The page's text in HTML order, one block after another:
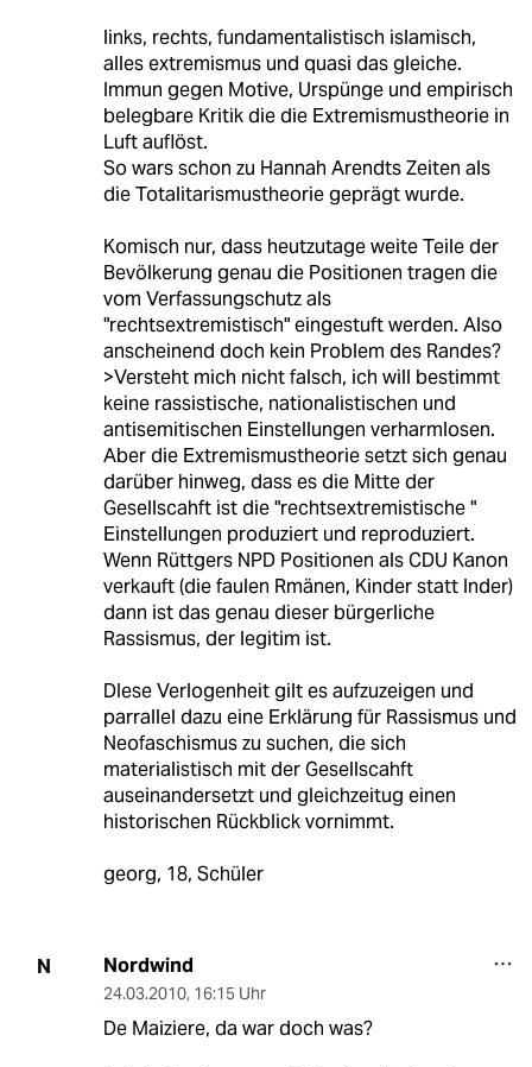
links, rechts, fundamentalistisch islamisch,
alles extremismus und quasi das gleiche.
Immun gegen Motive, Urspünge und empirisch
belegbare Kritik die die Extremismustheorie in
Luft auflöst.
So wars schon zu Hannah Arendts Zeiten als
die Totalitarismustheorie geprägt wurde.
Komisch nur, dass heutzutage weite Teile der
Bevölkerung genau die Positionen tragen die
vom Verfassungschutz als
"rechtsextremistisch" eingestuft werden. Also
anscheinend doch kein Problem des Randes?
>Versteht mich nicht falsch, ich will bestimmt
keine rassistische, nationalistischen und
antisemitischen Einstellungen verharmlosen.
Aber die Extremismustheorie setzt sich genau
darüber hinweg, dass es die Mitte der
Gesellscahft ist die "rechtsextremistische "
Einstellungen produziert und reproduziert.
Wenn Rüttgers NPD Positionen als CDU Kanon
verkauft (die faulen Rmänen, Kinder statt Inder)
dann ist das genau dieser bürgerliche
Rassismus, der legitim ist.
DIese Verlogenheit gilt es aufzuzeigen und
parrallel dazu eine Erklärung für Rassismus und
Neofaschismus zu suchen, die sich
materialistisch mit der Gesellscahft
auseinandersetzt und gleichzeitug einen
historischen Rückblick vornimmt.
georg, 18, Schüler
N Nordwind
24.03.2010, 16:15 Uhr
De Maiziere, da war doch was?